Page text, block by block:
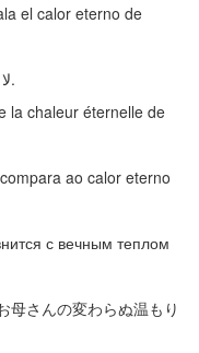
el calor eterno de
لا ريح ربيع تضاهي دفء الأم الأبدي.
la chaleur éternelle de
ao calor eterno
с вечным теплом
母さんの変わらぬ温もり